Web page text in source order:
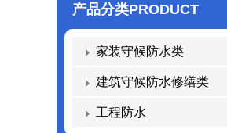
产品分类PRODUCT
家装守候防水类
建筑守候防水修缮类
工程防水